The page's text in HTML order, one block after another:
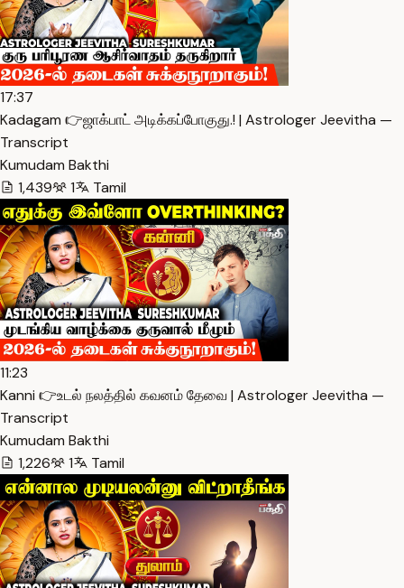
17:37
Kadagam 👉ஜாக்பாட் அடிக்கப்போகுது.! | Astrologer Jeevitha —
Transcript
Kumudam Bakthi
1,439
1 Tamil
11:23
Kanni 👉உடல் நலத்தில் கவனம் தேவை | Astrologer Jeevitha —
Transcript
Kumudam Bakthi
1,226
1 Tamil